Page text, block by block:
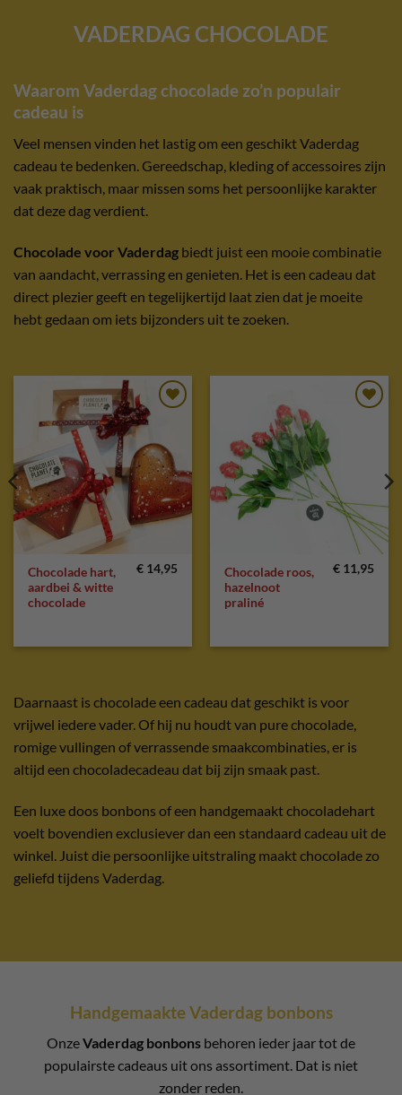
VADERDAG CHOCOLADE
Waarom Vaderdag chocolade zo’n populair
cadeau is
Veel mensen vinden het lastig om een geschikt Vaderdag
cadeau te bedenken. Gereedschap, kleding of accessoires zijn
vaak praktisch, maar missen soms het persoonlijke karakter
dat deze dag verdient.
Chocolade voor Vaderdag biedt juist een mooie combinatie
van aandacht, verrassing en genieten. Het is een cadeau dat
direct plezier geeft en tegelijkertijd laat zien dat je moeite
hebt gedaan om iets bijzonders uit te zoeken.
Toevoegen
verlanglijst
Chocolade hart,
aardbei & witte
chocolade
€14,95
verlanglijst
Chocolade roos,
hazelnoot
praliné
€11,95
Daarnaast is chocolade een cadeau dat geschikt is voor
vrijwel iedere vader. Of hij nu houdt van pure chocolade,
romige vullingen of verrassende smaakcombinaties, er is
altijd een chocoladecadeau dat bij zijn smaak past.
Een luxe doos bonbons of een handgemaakt chocoladehart
voelt bovendien exclusiever dan een standaard cadeau uit de
winkel. Juist die persoonlijke uitstraling maakt chocolade zo
geliefd tijdens Vaderdag.
Handgemaakte Vaderdag bonbons
OnzeVaderdag bonbons behoren ieder jaar tot de
populairste cadeaus uit ons assortiment. Dat is niet
zonder reden.